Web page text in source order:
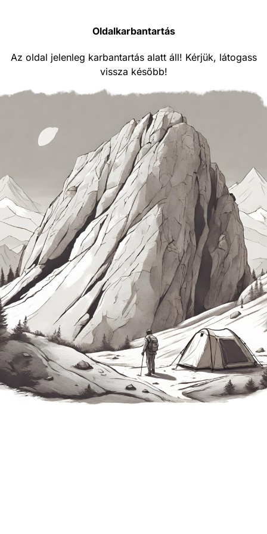
Oldalkarbantartás
Az oldal jelenleg karbantartás alatt áll! Kérjük, látogass
vissza később!